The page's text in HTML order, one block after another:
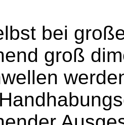
bei
groß